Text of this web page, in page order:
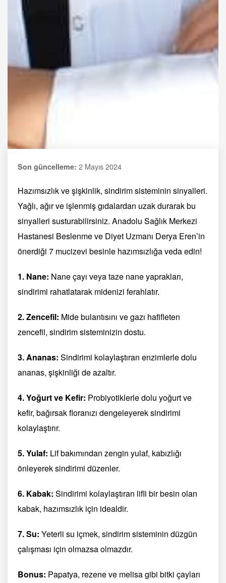
Son güncelleme: 2 Mayıs 2024
Hazımsızlık ve şişkinlik, sindirim sisteminin sinyalleri.
Yağlı, ağır ve işlenmiş gıdalardan uzak durarak bu
sinyalleri susturabilirsiniz. Anadolu Sağlık Merkezi
Hastanesi Beslenme ve Diyet Uzmanı Derya Eren’in
önerdiği 7 mucizevi besinle hazımsızlığa veda edin!
1. Nane: Nane çayı veya taze nane yaprakları,
sindirimi rahatlatarak midenizi ferahlatır.
2. Zencefil: Mide bulantısını ve gazı hafifleten
zencefil, sindirim sisteminizin dostu.
3. Ananas: Sindirimi kolaylaştıran enzimlerle dolu
ananas, şişkinliği de azaltır.
4. Yoğurt ve Kefir: Probiyotiklerle dolu yoğurt ve
kefir, bağırsak floranızı dengeleyerek sindirimi
kolaylaştırır.
5. Yulaf: Lif bakımından zengin yulaf, kabızlığı
önleyerek sindirimi düzenler.
6. Kabak: Sindirimi kolaylaştıran lifli bir besin olan
kabak, hazımsızlık için idealdir.
7. Su: Yeterli su içmek, sindirim sisteminin düzgün
çalışması için olmazsa olmazdır.
Bonus: Papatya, rezene ve melisa gibi bitki çayları